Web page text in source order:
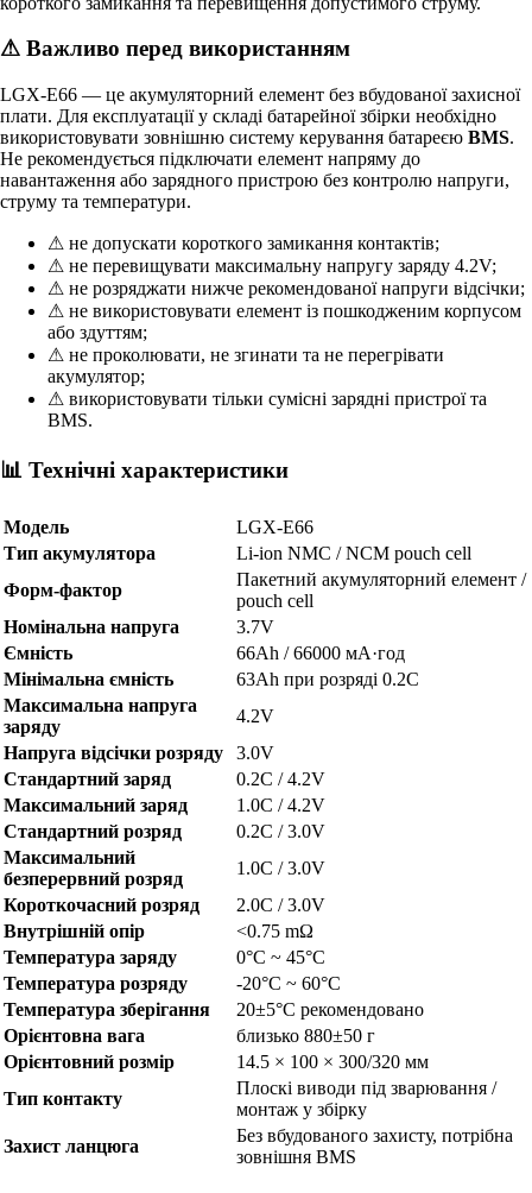
⚠ Важливо перед використанням
LGX-E66 — це акумуляторний елемент без вбудованої захисної
плати. Для експлуатації у складі батарейної збірки необхідно
використовувати зовнішню систему керування батареєю BMS.
Не рекомендується підключати елемент напряму до
навантаження або зарядного пристрою без контролю напруги,
струму та температури.
⚠ не допускати короткого замикання контактів;
⚠ не перевищувати максимальну напругу заряду 4.2V;
⚠ не розряджати нижче рекомендованої напруги відсічки;
⚠ не використовувати елемент із пошкодженим корпусом
або здуттям;
⚠ не проколювати, не згинати та не перегрівати
акумулятор;
⚠ використовувати тільки сумісні зарядні пристрої та
BMS.
📊 Технічні характеристики
Модель
LGX-E66
Тип акумулятора
Li-ion NMC / NCM pouch cell
Форм-фактор
Пакетний акумуляторний елемент /
pouch cell
Номінальна напруга
3.7V
Ємність
66Ah / 66000 мА·год
Мінімальна ємність
63Ah при розряді 0.2C
Максимальна напруга
заряду
4.2V
Напруга відсічки розряду
3.0V
Стандартний заряд
0.2C / 4.2V
Максимальний заряд
1.0C / 4.2V
Стандартний розряд
0.2C / 3.0V
Максимальний
безперервний розряд
1.0C / 3.0V
Короткочасний розряд
2.0C / 3.0V
Внутрішній опір
<0.75 mΩ
Температура заряду
0°C ~ 45°C
Температура розряду
-20°C ~ 60°C
Температура зберігання
20±5°C рекомендовано
Орієнтовна вага
близько 880±50 г
Орієнтовний розмір
14.5 × 100 × 300/320 мм
Тип контакту
Плоскі виводи під зварювання /
монтаж у збірку
Захист ланцюга
Без вбудованого захисту, потрібна
зовнішня BMS